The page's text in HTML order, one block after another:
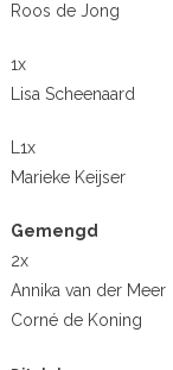
Roos de Jong
1x
Lisa Scheenaard
L1x
Marieke Keijser
Gemengd
2x
Annika van der Meer
Corné de Koning